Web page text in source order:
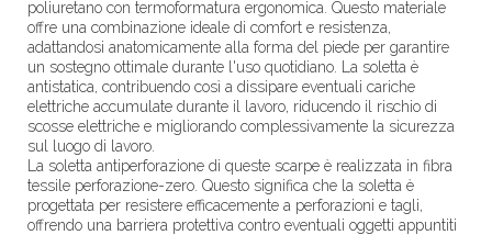
poliuretano con termoformatura ergonomica. Questo materiale
offre una combinazione ideale di comfort e resistenza,
adattandosi anatomicamente alla forma del piede per garantire
un sostegno ottimale durante l'uso quotidiano. La soletta è
antistatica, contribuendo così a dissipare eventuali cariche
elettriche accumulate durante il lavoro, riducendo il rischio di
scosse elettriche e migliorando complessivamente la sicurezza
sul luogo di lavoro.
La soletta antiperforazione di queste scarpe è realizzata in fibra
tessile perforazione-zero. Questo significa che la soletta è
progettata per resistere efficacemente a perforazioni e tagli,
offrendo una barriera protettiva contro eventuali oggetti appuntiti